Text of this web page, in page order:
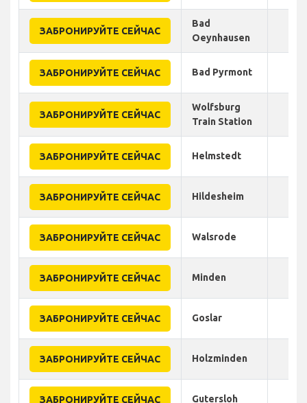
ЗАБРОНИРУЙТЕ СЕЙЧАС
Bad
Oeynhausen
ЗАБРОНИРУЙТЕ СЕЙЧАС Bad Pyrmont
ЗАБРОНИРУЙТЕ СЕЙЧАС
Wolfsburg
Train Station
ЗАБРОНИРУЙТЕ СЕЙЧАС Helmstedt
ЗАБРОНИРУЙТЕ СЕЙЧАС Hildesheim
ЗАБРОНИРУЙТЕ СЕЙЧАС Walsrode
ЗАБРОНИРУЙТЕ СЕЙЧАС Minden
ЗАБРОНИРУЙТЕ СЕЙЧАС Goslar
ЗАБРОНИРУЙТЕ СЕЙЧАС Holzminden
ЗАБРОНИРУЙТЕ СЕЙЧАС Gutersloh